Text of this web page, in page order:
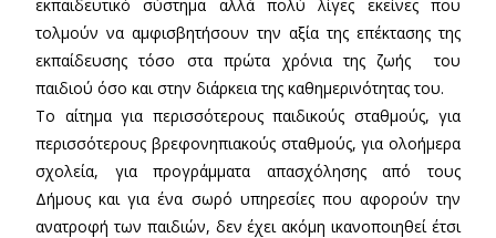
εκπαιδευτικό σύστημα αλλά πολύ λίγες εκείνες που
τολμούν να αμφισβητήσουν την αξία της επέκτασης της
εκπαίδευσης τόσο στα πρώτα χρόνια της ζωής του
παιδιού όσο και στην διάρκεια της καθημερινότητας του.
Το αίτημα για περισσότερους παιδικούς σταθμούς, για
περισσότερους βρεφονηπιακούς σταθμούς, για ολοήμερα
σχολεία, για προγράμματα απασχόλησης από τους
Δήμους και για ένα σωρό υπηρεσίες που αφορούν την
ανατροφή των παιδιών, δεν έχει ακόμη ικανοποιηθεί έτσι